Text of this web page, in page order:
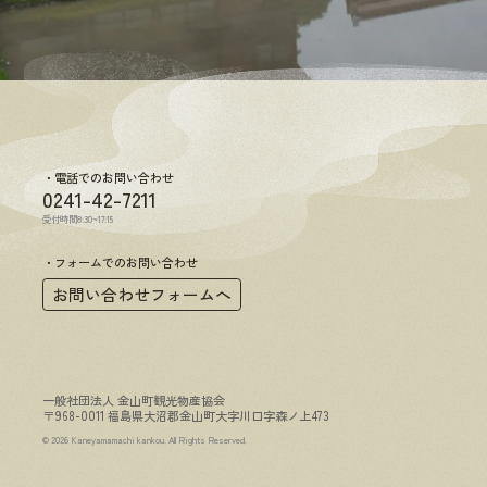
電話でのお問い合わせ
0241-42-7211
受付時間8:30~17:15
フォームでのお問い合わせ
お問い合わせフォームへ
一般社団法人 金山町観光物産協会
〒968-0011 福島県大沼郡金山町大字川口字森ノ上473
© 2026 Kaneyamamachi kankou. All Rights Reserved.